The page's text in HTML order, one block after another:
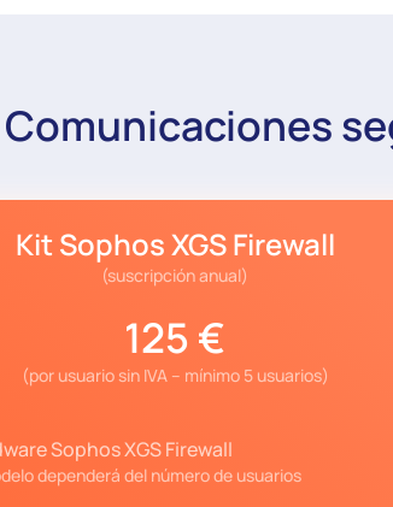
Comunicaciones
Kit Sophos XGS Firewall
(suscripción anual)
125 €
(por usuario sin IVA – mínimo 5 usuarios)
Sophos XGS Firewall
dependerá del número de usuarios